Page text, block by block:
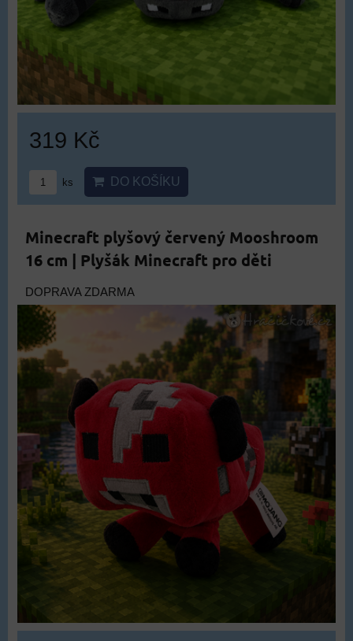
319 Kč
ks DO KOŠÍKU
Minecraft plyšový červený Mooshroom
16 cm | Plyšák Minecraft pro děti
DOPRAVA ZDARMA